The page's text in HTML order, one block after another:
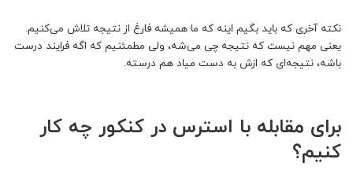
نکته‌ آخری که باید بگیم اینه که ما همیشه فارغ از نتیجه تلاش می‌کنیم.
یعنی مهم نیست که نتیجه چی می‌شه، ولی مطمئنیم که اگه فرایند درست
باشه، نتیجه‌ای که ازش به‌ دست میاد هم درسته.
برای مقابله با استرس در کنکور چه کار
کنیم؟